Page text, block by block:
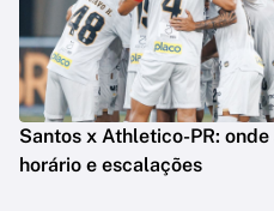
Santos x Athletico-PR: onde
horário e escalações